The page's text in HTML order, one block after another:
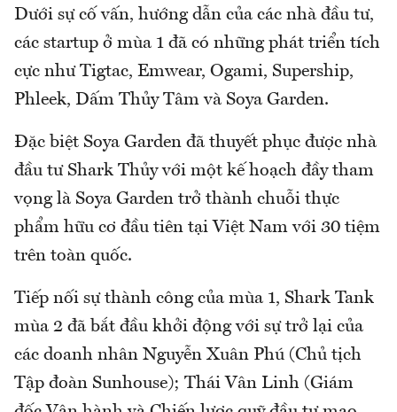
Dưới sự cố vấn, hướng dẫn của các nhà đầu tư,
các startup ở mùa 1 đã có những phát triển tích
cực như Tigtac, Emwear, Ogami, Supership,
Phleek, Dấm Thủy Tâm và Soya Garden.
Đặc biệt Soya Garden đã thuyết phục được nhà
đầu tư Shark Thủy với một kế hoạch đầy tham
vọng là Soya Garden trở thành chuỗi thực
phẩm hữu cơ đầu tiên tại Việt Nam với 30 tiệm
trên toàn quốc.
Tiếp nối sự thành công của mùa 1, Shark Tank
mùa 2 đã bắt đầu khởi động với sự trở lại của
các doanh nhân Nguyễn Xuân Phú (Chủ tịch
Tập đoàn Sunhouse); Thái Vân Linh (Giám